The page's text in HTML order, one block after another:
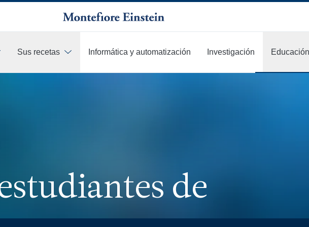
Sus recetas Informática y automatización Investigación
de